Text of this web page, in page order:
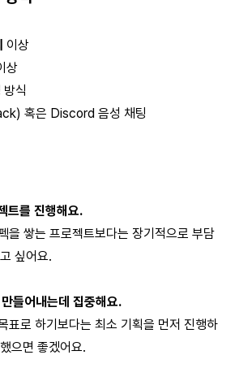
이상
상
식
혹은 Discord 음성 채팅
트를 진행해요.
을 쌓는 프로젝트보다는 장기적으로 부담
싶어요.
들어내는데 집중해요.
표로 하기보다는 최소 기획을 먼저 진행하
으면 좋겠어요.